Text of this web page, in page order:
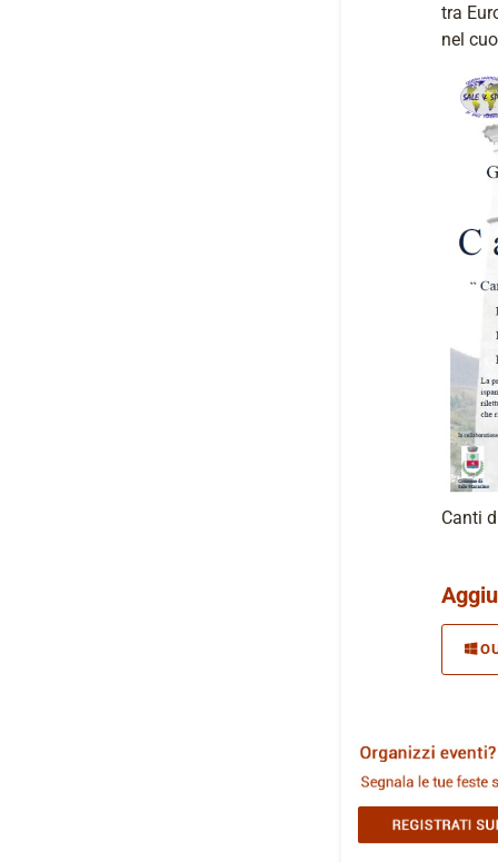
tra
nel
Canti